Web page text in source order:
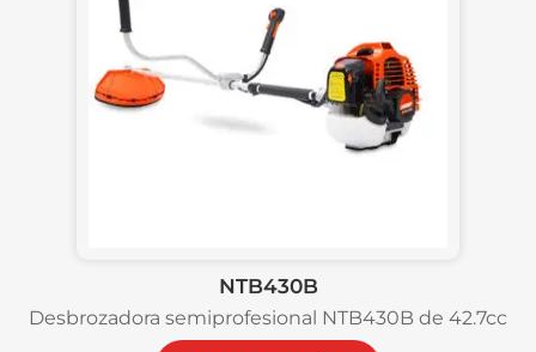
NTB430B
Desbrozadora semiprofesional NTB430B de 42.7cc